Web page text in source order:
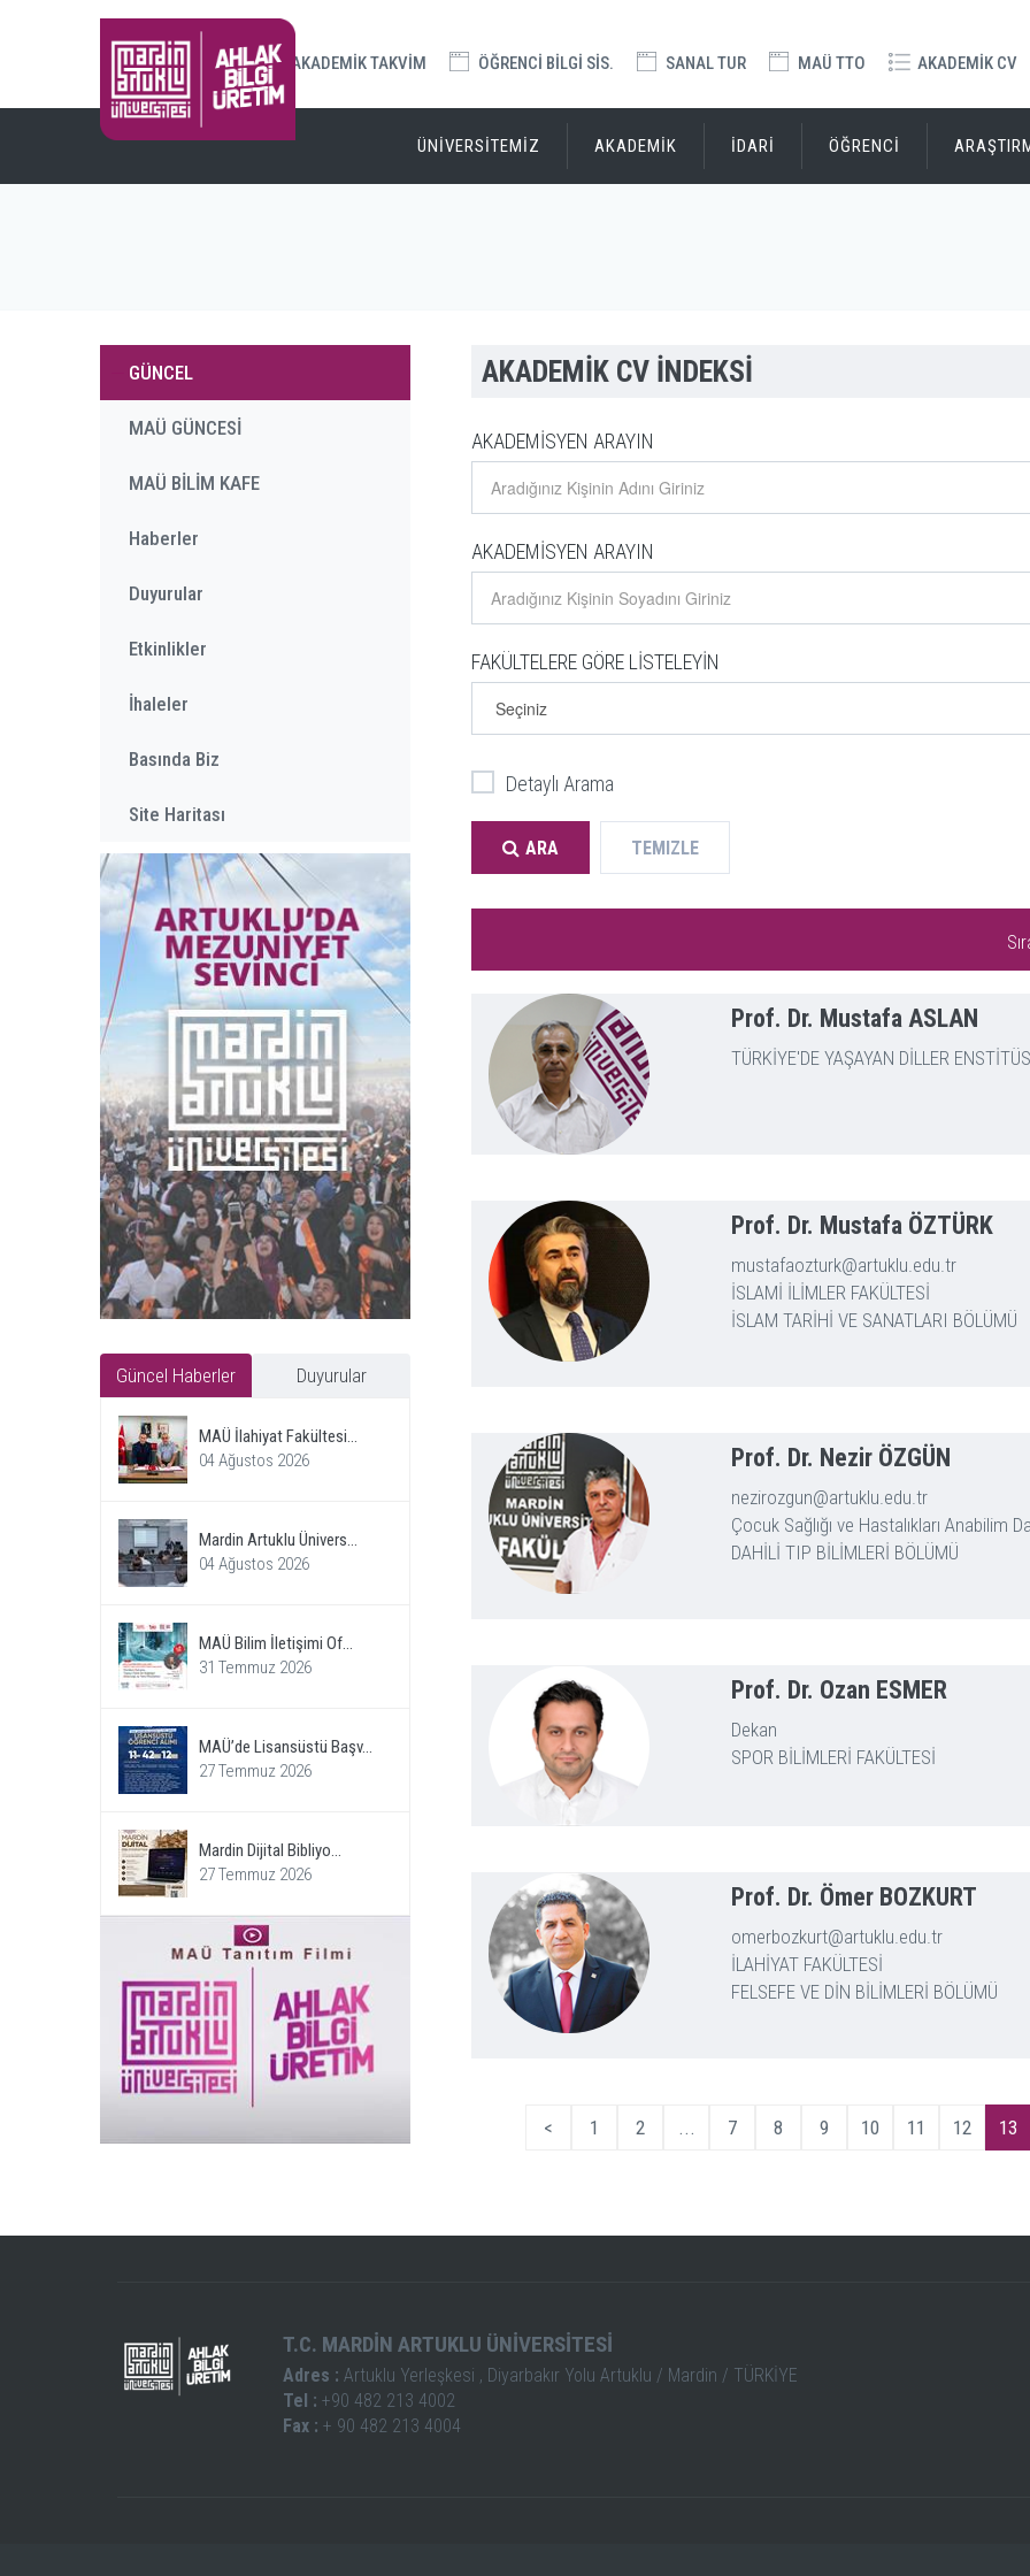
AKADEMİK TAKVİM ÖĞRENCİ BİLGİ SİS. SANAL TUR MAÜ TTO AKADEMİK CV
ÜNİVERSİTEMİZ AKADEMİK İDARİ ÖĞRENCİ
AKADEMİK CV İNDEKSİ
AKADEMİSYEN ARAYIN
AKADEMİSYEN ARAYIN
FAKÜLTELERE GÖRE LİSTELEYİN
Detaylı Arama
ARA TEMIZLE
Prof. Dr. Mustafa ASLAN
TÜRKİYE'DE YAŞAYAN DİLLER
Prof. Dr. Mustafa ÖZTÜRK
mustafaozturk@artuklu.edu.tr
İSLAMİ İLİMLER FAKÜLTESİ
İSLAM TARİHİ VE SANATLARI BÖLÜMÜ
Prof. Dr. Nezir ÖZGÜN
nezirozgun@artuklu.edu.tr
Çocuk Sağlığı ve Hastalıkları
DAHİLİ TIP BİLİMLERİ BÖLÜMÜ
Prof. Dr. Ozan ESMER
Dekan
SPOR BİLİMLERİ FAKÜLTESİ
Prof. Dr. Ömer BOZKURT
omerbozkurt@artuklu.edu.tr
İLAHİYAT FAKÜLTESİ
FELSEFE VE DİN BİLİMLERİ BÖLÜMÜ
< 1 2 ... 7 8 9 10 11 12 13
GÜNCEL
MAÜ GÜNCESİ
MAÜ BİLİM KAFE
Haberler
Duyurular
Etkinlikler
İhaleler
Basında Biz
Site Haritası
Güncel Haberler Duyurular
MAÜ İlahiyat Fakültesi...
04 Ağustos 2026
Mardin Artuklu Ünivers...
04 Ağustos 2026
MAÜ Bilim İletişimi Of...
31 Temmuz 2026
MAÜ’de Lisansüstü Başv...
27 Temmuz 2026
Mardin Dijital Bibliyo...
27 Temmuz 2026
T.C. MARDİN ARTUKLU ÜNİVERSİTESİ
Adres : Artuklu Yerleşkesi , Diyarbakır Yolu Artuklu / Mardin / TÜRKİYE
Tel : +90 482 213 4002
Fax : + 90 482 213 4004